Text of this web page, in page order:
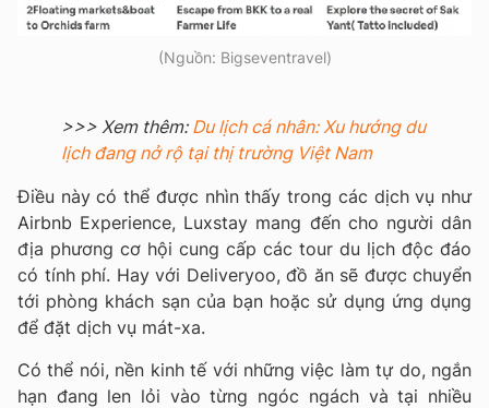
(Nguồn: Bigseventravel)
>>> Xem thêm: Du lịch cá nhân: Xu hướng du
lịch đang nở rộ tại thị trường Việt Nam
Điều này có thể được nhìn thấy trong các dịch vụ như
Airbnb Experience, Luxstay mang đến cho người dân
địa phương cơ hội cung cấp các tour du lịch độc đáo
có tính phí. Hay với Deliveryoo, đồ ăn sẽ được chuyển
tới phòng khách sạn của bạn hoặc sử dụng ứng dụng
để đặt dịch vụ mát-xa.
Có thể nói, nền kinh tế với những việc làm tự do, ngắn
hạn đang len lỏi vào từng ngóc ngách và tại nhiều